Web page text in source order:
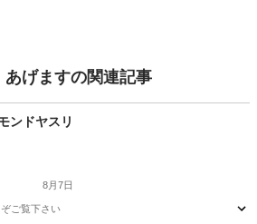
げますの関連記事
ンドヤスリ
8月7日
ご覧下さい